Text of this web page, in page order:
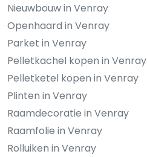
Nieuwbouw in Venray
Openhaard in Venray
Parket in Venray
Pelletkachel kopen in Venray
Pelletketel kopen in Venray
Plinten in Venray
Raamdecoratie in Venray
Raamfolie in Venray
Rolluiken in Venray